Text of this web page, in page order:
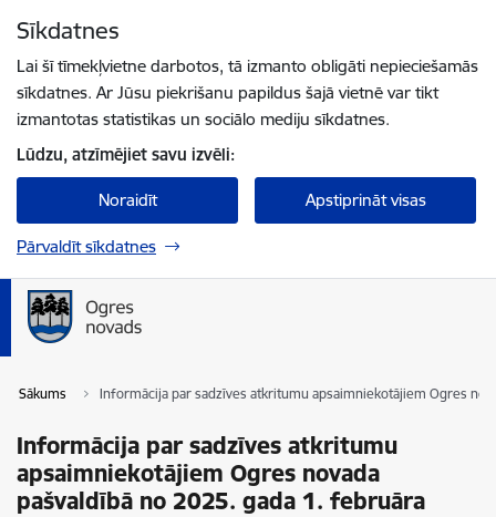
Sīkdatnes
Lai šī tīmekļvietne darbotos, tā izmanto obligāti nepieciešamās
sīkdatnes. Ar Jūsu piekrišanu papildus šajā vietnē var tikt
izmantotas statistikas un sociālo mediju sīkdatnes.
Lūdzu, atzīmējiet savu izvēli:
Noraidīt Apstiprināt visas
Pārvaldīt sīkdatnes
Sākums Informācija par sadzīves atkritumu apsaimniekotājiem Ogres
Informācija par sadzīves atkritumu
apsaimniekotājiem Ogres novada
pašvaldībā no 2025. gada 1. februāra